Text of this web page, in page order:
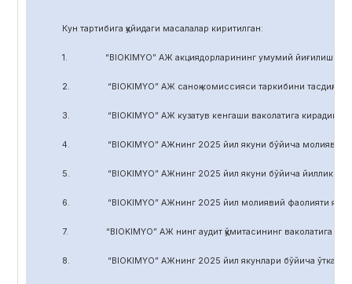
Кун тартибига қуйидаги масалалар киритилган:
1. “BIOKIMYO” АЖ акциядорларининг умумий йиғилиши
2. “BIOKIMYO” АЖ саноқ комиссияси таркибини тасдиқлаш.
3. “BIOKIMYO” АЖ кузатув кенгаши ваколатига кирадиган
4. “BIOKIMYO” АЖнинг 2025 йил якуни бўйича молиявий-
5. “BIOKIMYO” АЖнинг 2025 йил якуни бўйича йиллик
6. “BIOKIMYO” АЖнинг 2025 йил молиявий фаолияти якуни
7. “BIOKIMYO” АЖ нинг аудит қўмитасининг ваколатига
8. “BIOKIMYO” АЖнинг 2025 йил якунлари бўйича